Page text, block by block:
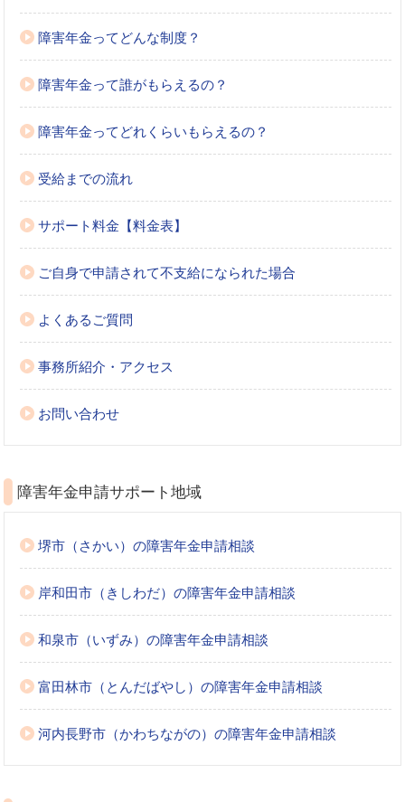
障害年金ってどんな制度？
障害年金って誰がもらえるの？
障害年金ってどれくらいもらえるの？
受給までの流れ
サポート料金【料金表】
ご自身で申請されて不支給になられた場合
よくあるご質問
事務所紹介・アクセス
お問い合わせ
障害年金申請サポート地域
堺市（さかい）の障害年金申請相談
岸和田市（きしわだ）の障害年金申請相談
和泉市（いずみ）の障害年金申請相談
富田林市（とんだばやし）の障害年金申請相談
河内長野市（かわちながの）の障害年金申請相談